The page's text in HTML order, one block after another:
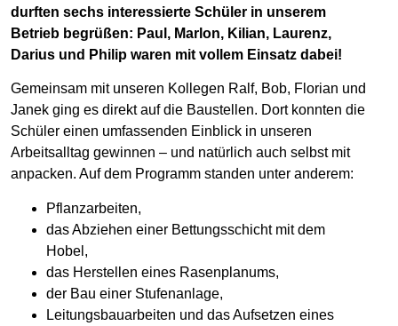
durften sechs interessierte Schüler in unserem
Betrieb begrüßen: Paul, Marlon, Kilian, Laurenz,
Darius und Philip waren mit vollem Einsatz dabei!
Gemeinsam mit unseren Kollegen Ralf, Bob, Florian und
Janek ging es direkt auf die Baustellen. Dort konnten die
Schüler einen umfassenden Einblick in unseren
Arbeitsalltag gewinnen – und natürlich auch selbst mit
anpacken. Auf dem Programm standen unter anderem:
Pflanzarbeiten,
das Abziehen einer Bettungsschicht mit dem
Hobel,
das Herstellen eines Rasenplanums,
der Bau einer Stufenanlage,
Leitungsbauarbeiten und das Aufsetzen eines